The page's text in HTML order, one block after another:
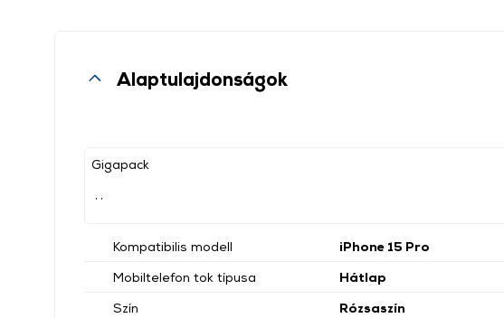
Alaptulajdonságok
Gigapack
Kompatibilis modell
iPhone 15 Pro
Mobiltelefon tok típusa
Hátlap
Szín
Rózsaszín